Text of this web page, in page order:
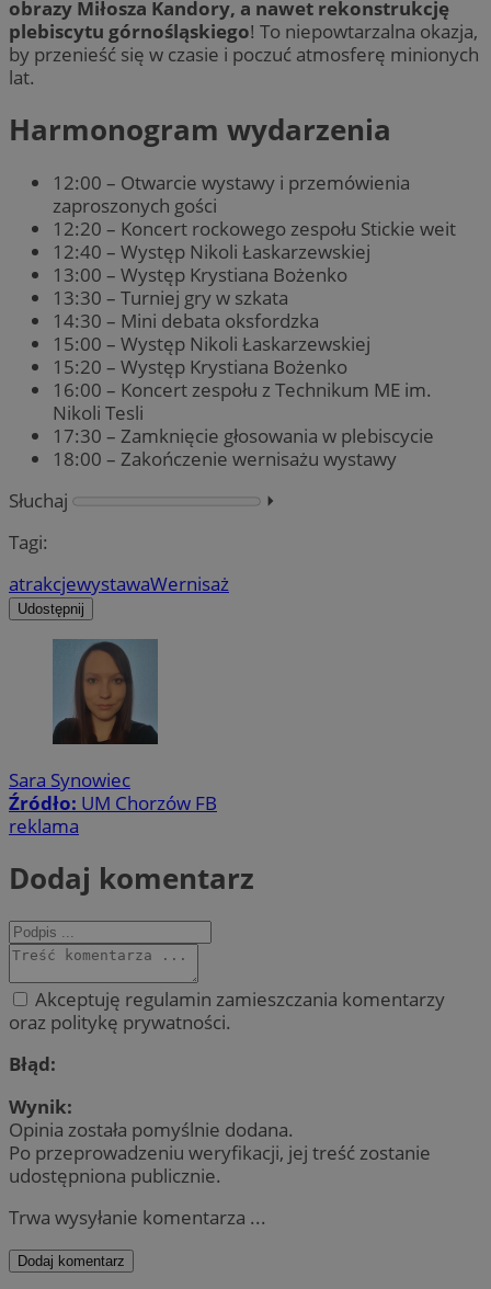
obrazy Miłosza Kandory, a nawet rekonstrukcję
plebiscytu górnośląskiego! To niepowtarzalna okazja,
by przenieść się w czasie i poczuć atmosferę minionych
lat.
Harmonogram wydarzenia
12:00 – Otwarcie wystawy i przemówienia
zaproszonych gości
12:20 – Koncert rockowego zespołu Stickie weit
12:40 – Występ Nikoli Łaskarzewskiej
13:00 – Występ Krystiana Bożenko
13:30 – Turniej gry w szkata
14:30 – Mini debata oksfordzka
15:00 – Występ Nikoli Łaskarzewskiej
15:20 – Występ Krystiana Bożenko
16:00 – Koncert zespołu z Technikum ME im.
Nikoli Tesli
17:30 – Zamknięcie głosowania w plebiscycie
18:00 – Zakończenie wernisażu wystawy
Słuchaj
⏵︎
Tagi:
atrakcjewystawaWernisaż
Udostępnij
Sara Synowiec
Źródło: UM Chorzów FB
reklama
Dodaj komentarz
Akceptuję regulamin zamieszczania komentarzy
oraz politykę prywatności.
Błąd:
Wynik:
Opinia została pomyślnie dodana.
Po przeprowadzeniu weryfikacji, jej treść zostanie
udostępniona publicznie.
Trwa wysyłanie komentarza ...
Dodaj komentarz